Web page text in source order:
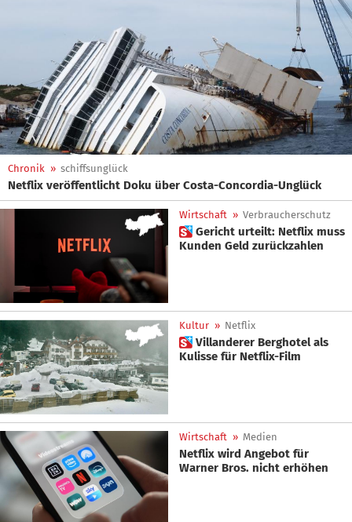
Chronik » schiffsunglück
Netflix veröffentlicht Doku über Costa-Concordia-Unglück
Wirtschaft » Verbraucherschutz
 Gericht urteilt: Netflix muss
Kunden Geld zurückzahlen
Kultur » Netflix
 Villanderer Berghotel als
Kulisse für Netflix-Film
Wirtschaft » Medien
Netflix wird Angebot für
Warner Bros. nicht erhöhen